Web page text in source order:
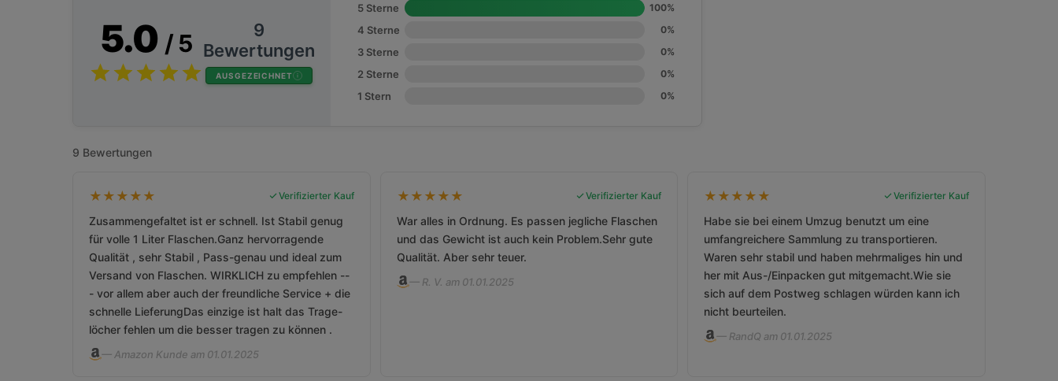
5.0 / 5
9
Bewertungen
AUSGEZEICHNET
5 Sterne 100%
4 Sterne 0%
3 Sterne 0%
2 Sterne 0%
1 Stern 0%
9 Bewertungen
★ ★ ★ ★ ★ Verifizierter Kauf
Zusammengefaltet ist er schnell. Ist Stabil genug
für volle 1 Liter Flaschen.Ganz hervorragende
Qualität , sehr Stabil , Pass-genau und ideal zum
Versand von Flaschen. WIRKLICH zu empfehlen --
- vor allem aber auch der freundliche Service + die
schnelle LieferungDas einzige ist halt das Trage-
löcher fehlen um die besser tragen zu können .
— Amazon Kunde am 01.01.2025
★ ★ ★ ★ ★ Verifizierter Kauf
War alles in Ordnung. Es passen jegliche Flaschen
und das Gewicht ist auch kein Problem.Sehr gute
Qualität. Aber sehr teuer.
— R. V. am 01.01.2025
★ ★ ★ ★ ★ Verifizierter Kauf
Habe sie bei einem Umzug benutzt um eine
umfangreichere Sammlung zu transportieren.
Waren sehr stabil und haben mehrmaliges hin und
her mit Aus-/Einpacken gut mitgemacht.Wie sie
sich auf dem Postweg schlagen würden kann ich
nicht beurteilen.
— RandQ am 01.01.2025